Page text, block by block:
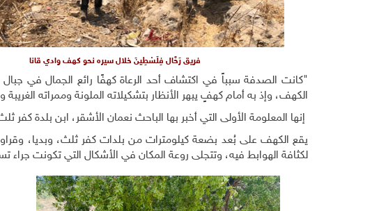
فريق رَحَّال فِلَسْطِينَ خلال سيره نحو كهف وادي قانا
"كانت الصدفة سبباً في اكتشاف أحد الرعاة كهفًا رائع الجمال في
الكهف، وإذ به أمام كهفٍ يبهر الأنظار بتشكيلاته الملونة وممراته
إنها المعلومة الأولى التي أخبر بها الباحث نعمان الأشقر، ابن بلدة
يقع الكهف على بُعد بضعة كيلومترات من بلدات كفر ثلث، وبديا،
لكثافة الهوابط فيه، وتتجلى روعة المكان في الأشكال التي تكونت جراء